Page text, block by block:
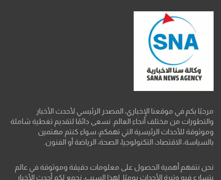
مرحبًا بكم في موقعنا الإخباري، المصدر الرئيسي لأحدث الأخبار
والتطورات من مختلف أنحاء العالم. نسعى دائمًا لتقديم تغطية شاملة
وموثوقة للأحداث الرئيسية التي تهمكم، سواء كنتم مهتمين
بالسياسة، الاقتصاد، التكنولوجيا، الصحة، الرياضة أو الفنون.
نحن نتفهم أهمية الحصول على معلومات دقيقة وموثوقة في عالم
يتسارع فيه وتيرة الأحداث يوميًا. لهذا السبب، نجمع لكم أحدث الأخبار